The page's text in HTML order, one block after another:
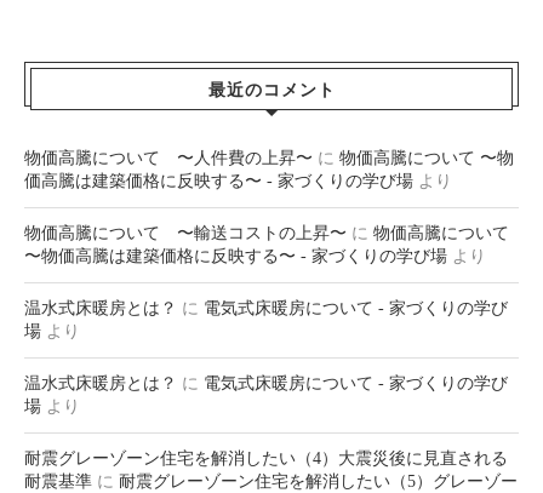
最近のコメント
物価高騰について 〜人件費の上昇〜 に 物価高騰について 〜物
価高騰は建築価格に反映する〜 - 家づくりの学び場 より
物価高騰について 〜輸送コストの上昇〜 に 物価高騰について
〜物価高騰は建築価格に反映する〜 - 家づくりの学び場 より
温水式床暖房とは？ に 電気式床暖房について - 家づくりの学び
場 より
温水式床暖房とは？ に 電気式床暖房について - 家づくりの学び
場 より
耐震グレーゾーン住宅を解消したい（4）大震災後に見直される
耐震基準 に 耐震グレーゾーン住宅を解消したい（5）グレーゾー